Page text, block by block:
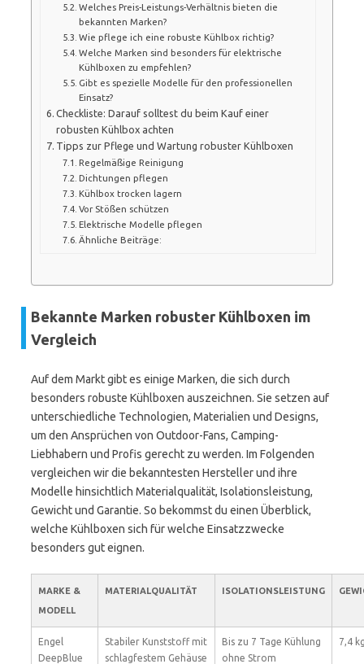
Welches Preis-Leistungs-Verhältnis bieten die
bekannten Marken?
Wie pflege ich eine robuste Kühlbox richtig?
Welche Marken sind besonders für elektrische
Kühlboxen zu empfehlen?
Gibt es spezielle Modelle für den professionellen
Einsatz?
Checkliste: Darauf solltest du beim Kauf einer
robusten Kühlbox achten
Tipps zur Pflege und Wartung robuster Kühlboxen
Regelmäßige Reinigung
Dichtungen pflegen
Kühlbox trocken lagern
Vor Stößen schützen
Elektrische Modelle pflegen
Ähnliche Beiträge:
Bekannte Marken robuster Kühlboxen im
Vergleich
Auf dem Markt gibt es einige Marken, die sich durch
besonders robuste Kühlboxen auszeichnen. Sie setzen auf
unterschiedliche Technologien, Materialien und Designs,
um den Ansprüchen von Outdoor-Fans, Camping-
Liebhabern und Profis gerecht zu werden. Im Folgenden
vergleichen wir die bekanntesten Hersteller und ihre
Modelle hinsichtlich Materialqualität, Isolationsleistung,
Gewicht und Garantie. So bekommst du einen Überblick,
welche Kühlboxen sich für welche Einsatzzwecke
besonders gut eignen.
MARKE &
MODELL
MATERIALQUALITÄT ISOLATIONSLEISTUNG
Engel
DeepBlue
Stabiler Kunststoff mit
schlagfestem Gehäuse
Bis zu 7 Tage Kühlung
ohne Strom
7,4